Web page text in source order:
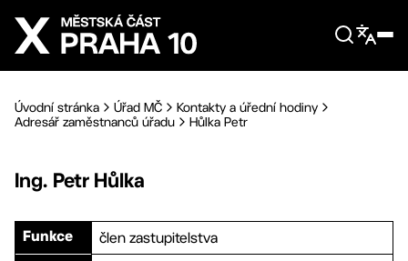
Přejít na hlavní obsah
Úvodní stránka Úřad MČ
Kontakty a úřední hodiny
Adresář zaměstnanců úřadu
Hůlka Petr
Ing. Petr Hůlka
Funkce člen zastupitelstva